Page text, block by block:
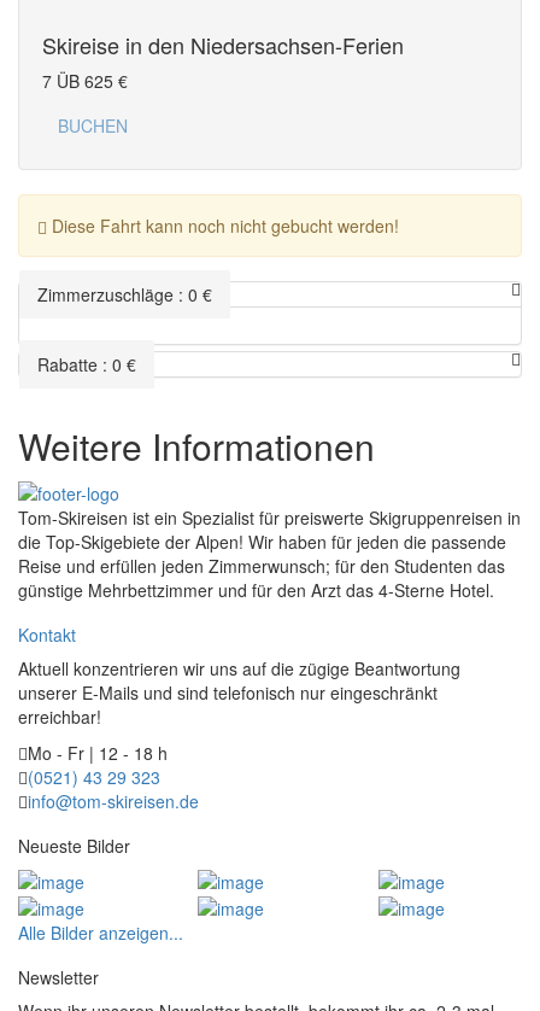
Skireise in den Niedersachsen-Ferien
7 ÜB 625 €
BUCHEN
Diese Fahrt kann noch nicht gebucht werden!
Zimmerzuschläge : 0 €
Rabatte : 0 €
Weitere Informationen
Tom-Skireisen ist ein Spezialist für preiswerte Skigruppenreisen in
die Top-Skigebiete der Alpen! Wir haben für jeden die passende
Reise und erfüllen jeden Zimmerwunsch; für den Studenten das
günstige Mehrbettzimmer und für den Arzt das 4-Sterne Hotel.
Kontakt
Aktuell konzentrieren wir uns auf die zügige Beantwortung
unserer E-Mails und sind telefonisch nur eingeschränkt
erreichbar!
Mo - Fr | 12 - 18 h
(0521) 43 29 323
info@tom-skireisen.de
Neueste Bilder
Alle Bilder anzeigen...
Newsletter